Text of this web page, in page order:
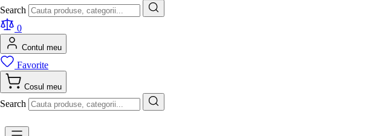
Search
0
Contul meu
Favorite
Cosul meu
Search